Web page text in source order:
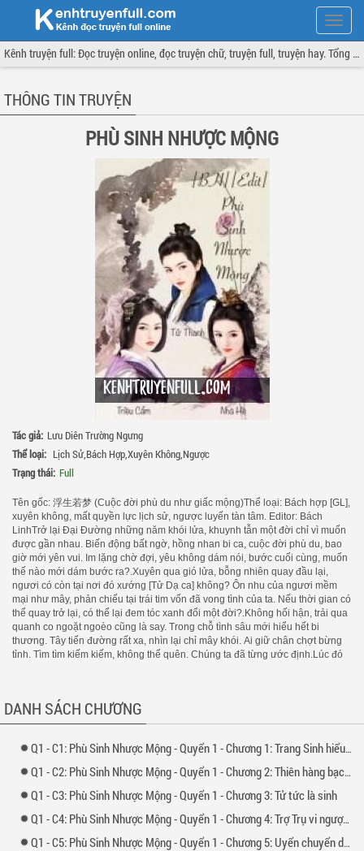
Hiện
menu
Kênh truyện full: Đọc truyện online, đọc truyện chữ, truyện full, truyện hay. Tổng hợp đầy đủ và cập nhật liên tục.
THÔNG TIN TRUYỆN
PHÙ SINH NHƯỢC MỘNG
Tác giả: Lưu Diên Trường Ngưng
Thể loại: Lịch Sử,Bách Hợp,Xuyên Không,Ngược
Trạng thái: Full
Tên gốc: 浮生若梦 (Cuộc đời phù du như giấc mộng)Thể loại: Bách hợp [GL],
xuyên không, mất quyền lực lịch sử, ngược luyến tàn tâm. Editor: Bách
LinhTrở lại Đại Đường những năm khói lửa, khuynh tẫn một đời chỉ vì muốn
được gần nhau. Biến động bất ngờ, hồng nhan bi ca, cuộc đời phù du, bao
giờ mới yên vui. Im lặng chờ đợi, yêu không dám nói, bước cuối cùng, muốn
thế nào mới dám bước ra?.Xuyên qua gió lửa, bỗng nhiên quay đầu lại,
ngươi có còn tại nơi đó xướng [Tử Dạ ca] không? Ôn nhu của ngươi mềm
mại như mây, phản chiếu tại trái tim vốn đã vong tình của ta. Nếu thời gian có
thể quay trở lại, có thể lại đem tóc xanh đổi một đời?.Không hối hận, trải qua
quanh co ngoặt ngoèo cũng là say. Trong chỗ tình sâu mới hiểu hết bi
thương. Tây tiến đường rất xa, nhìn lại chỉ mây khói. Ai giữ chân chợt bừng
tỉnh. Tìm tìm kiếm kiếm, không thể quên. Chúng ta đã từng ước định.Lúc đó
không nỡ muốn. Gió thổi bên bờ xốn xanh hai hàng liễu. Ngươi cúi đầu khóc
tiếc những ngày qua. Chiều tà rọi chiếu mái hiên ánh nơi cửa sổ. Ngày trước
nhìn duyên phận kết thúc.Lúc đổi ý lòng nhiều tiếc nuối. Cũng chỉ là nói
xuông. Ta đứng dậy an tĩnh thắp hương. Ta ngừng nhớ của ngươi hình
dáng. Nhắm mắt lại quật cường.[Mỗi chữ mỗi câu đau không thể nói]Từng
cảm động qua là đã trọn vẹn.
DANH SÁCH CHƯƠNG
1 - 1: Phù Sinh Nhược Mộng - Quyển 1 - Chương 1: Trang Sinh hiểu mộng (1)
1 - 2: Phù Sinh Nhược Mộng - Quyển 1 - Chương 2: Thiên hàng bạch lang
1 - 3: Phù Sinh Nhược Mộng - Quyển 1 - Chương 3: Tử tức là sinh
1 - 4: Phù Sinh Nhược Mộng - Quyển 1 - Chương 4: Trợ Trụ vi ngược*
1 - 5: Phù Sinh Nhược Mộng - Quyển 1 - Chương 5: Uyển chuyển dư âm